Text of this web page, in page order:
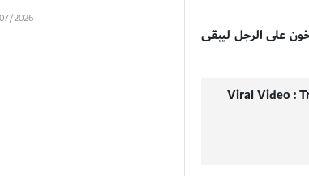
على الرجل ليبقى
Viral Video :
2026